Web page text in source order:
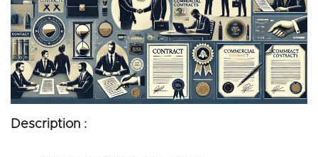
Description :